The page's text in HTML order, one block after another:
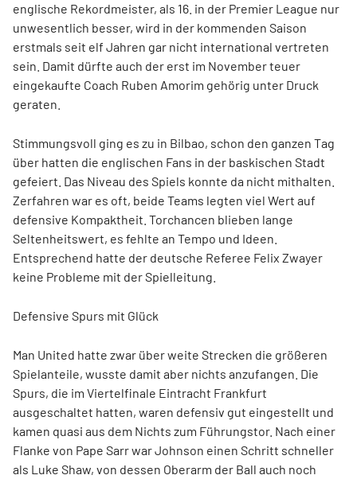
englische Rekordmeister, als 16. in der Premier League nur
unwesentlich besser, wird in der kommenden Saison
erstmals seit elf Jahren gar nicht international vertreten
sein. Damit dürfte auch der erst im November teuer
eingekaufte Coach Ruben Amorim gehörig unter Druck
geraten.
Stimmungsvoll ging es zu in Bilbao, schon den ganzen Tag
über hatten die englischen Fans in der baskischen Stadt
gefeiert. Das Niveau des Spiels konnte da nicht mithalten.
Zerfahren war es oft, beide Teams legten viel Wert auf
defensive Kompaktheit. Torchancen blieben lange
Seltenheitswert, es fehlte an Tempo und Ideen.
Entsprechend hatte der deutsche Referee Felix Zwayer
keine Probleme mit der Spielleitung.
Defensive Spurs mit Glück
Man United hatte zwar über weite Strecken die größeren
Spielanteile, wusste damit aber nichts anzufangen. Die
Spurs, die im Viertelfinale Eintracht Frankfurt
ausgeschaltet hatten, waren defensiv gut eingestellt und
kamen quasi aus dem Nichts zum Führungstor. Nach einer
Flanke von Pape Sarr war Johnson einen Schritt schneller
als Luke Shaw, von dessen Oberarm der Ball auch noch